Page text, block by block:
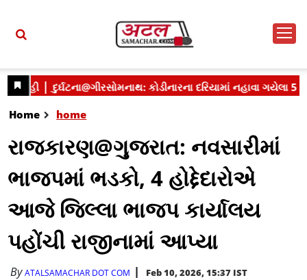
Home home
રાજકારણ@ગુજરાત: નવસારીમાં
ભાજપમાં ભડકો, 4 હોદ્દેદારોએ
આજે જિલ્લા ભાજપ કાર્યાલય
પહોંચી રાજીનામાં આપ્યા
ByATALSAMACHAR DOT COM Feb 10, 2026, 15:37 IST